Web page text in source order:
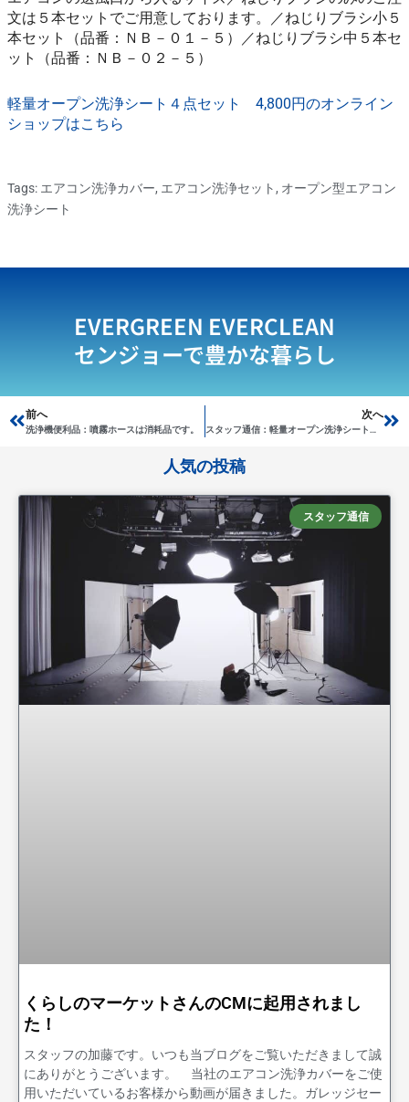
文は５本セットでご用意しております。／ねじりブラシ小５
本セット（品番：ＮＢ－０１－５）／ねじりブラシ中５本セ
ット（品番：ＮＢ－０２－５）
軽量オープン洗浄シート４点セット 4,800円のオンライン
ショップはこちら
Tags: エアコン洗浄カバー, エアコン洗浄セット, オープン型エアコン
洗浄シート
EVERGREEN EVERCLEAN
センジョーで豊かな暮らし
Prev
前へ
洗浄機便利品：噴霧ホースは消耗品です。
次へ
スタッフ通信：軽量オープン洗浄シート７点セット！
人気の投稿
スタッフ通信
くらしのマーケットさんのCMに起用されまし
た！
スタッフの加藤です。いつも当ブログをご覧いただきまして誠
にありがとうございます。 当社のエアコン洗浄カバーをご使
用いただいているお客様から動画が届きました。ガレッジセー